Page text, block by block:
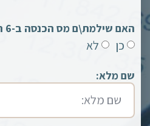
האם שילמת\ם מס הכנסה ב-6 השנים האחרונות?
כן לא
שם מלא: